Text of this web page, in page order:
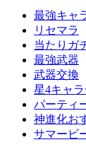
最強キャ
リセマラ
当たりガ
最強武器
武器交換
星4キャ
パーティ
神進化お
サマービ